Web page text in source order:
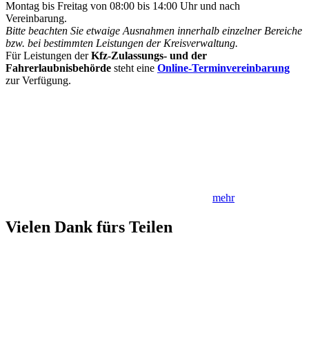
Montag bis Freitag von 08:00 bis 14:00 Uhr und nach
Vereinbarung.
Bitte beachten Sie etwaige Ausnahmen innerhalb einzelner Bereiche
bzw. bei bestimmten Leistungen der Kreisverwaltung.
Für Leistungen derKfz-Zulassungs- und der
Fahrerlaubnisbehörde steht eine Online-Terminvereinbarung
zur Verfügung.
mehr
Vielen Dank fürs Teilen